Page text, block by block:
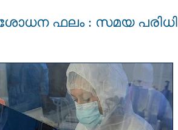
ഫലം : സമയ പരിധി